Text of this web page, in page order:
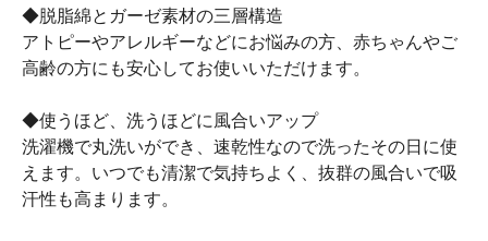
◆脱脂綿とガーゼ素材の三層構造
アトピーやアレルギーなどにお悩みの方、赤ちゃんやご
高齢の方にも安心してお使いいただけます。
◆使うほど、洗うほどに風合いアップ
洗濯機で丸洗いができ、速乾性なので洗ったその日に使
えます。いつでも清潔で気持ちよく、抜群の風合いで吸
汗性も高まります。